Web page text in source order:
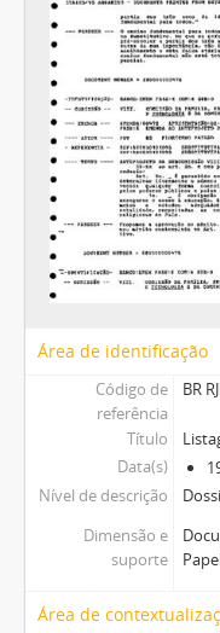
Área de identificação
Código de
referência
BR
Título
Data(s)
Nível de descrição
Dimensão e
suporte
Área de